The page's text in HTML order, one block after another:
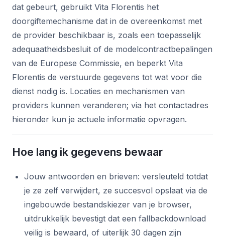
dat gebeurt, gebruikt Vita Florentis het
doorgiftemechanisme dat in de overeenkomst met
de provider beschikbaar is, zoals een toepasselijk
adequaatheidsbesluit of de modelcontractbepalingen
van de Europese Commissie, en beperkt Vita
Florentis de verstuurde gegevens tot wat voor die
dienst nodig is. Locaties en mechanismen van
providers kunnen veranderen; via het contactadres
hieronder kun je actuele informatie opvragen.
Hoe lang ik gegevens bewaar
Jouw antwoorden en brieven: versleuteld totdat
je ze zelf verwijdert, ze succesvol opslaat via de
ingebouwde bestandskiezer van je browser,
uitdrukkelijk bevestigt dat een fallbackdownload
veilig is bewaard, of uiterlijk 30 dagen zijn